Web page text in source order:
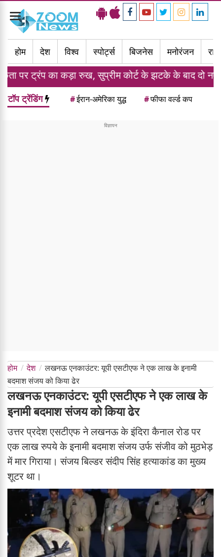
Toggle
navigation
होम
देश विश्व स्पोर्ट्स बिजनेस मनोरंजन
रुख, सुप्रीम कोर्ट के झटके के बाद दो नए आदेशों पर किए
टॉप ट्रेंडिंग #ईरान-अमेरिका युद्ध #फीफा वर्ल्ड कप
होम देश
लखनऊ एनकाउंटर: यूपी एसटीएफ ने एक लाख के इनामी
बदमाश संजय को किया ढेर
लखनऊ एनकाउंटर: यूपी एसटीएफ ने एक लाख के
इनामी बदमाश संजय को किया ढेर
उत्तर प्रदेश एसटीएफ ने लखनऊ के इंदिरा कैनाल रोड पर
एक लाख रुपये के इनामी बदमाश संजय उर्फ संजीव को मुठभेड़
में मार गिराया। संजय बिल्डर संदीप सिंह हत्याकांड का मुख्य
शूटर था।